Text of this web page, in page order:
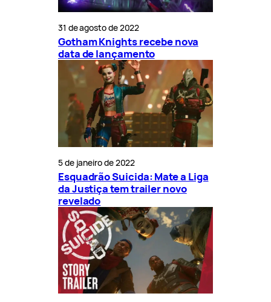
31 de agosto de 2022
Gotham Knights recebe nova
data de lançamento
5 de janeiro de 2022
Esquadrão Suicida: Mate a Liga
da Justiça tem trailer novo
revelado